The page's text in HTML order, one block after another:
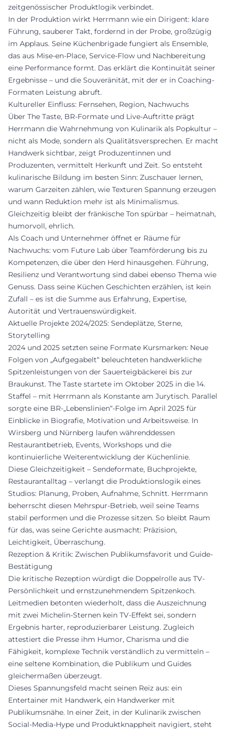
zeitgenössischer Produktlogik verbindet.
In der Produktion wirkt Herrmann wie ein Dirigent: klare
Führung, sauberer Takt, fordernd in der Probe, großzügig
im Applaus. Seine Küchenbrigade fungiert als Ensemble,
das aus Mise-en-Place, Service-Flow und Nachbereitung
eine Performance formt. Das erklärt die Kontinuität seiner
Ergebnisse – und die Souveränität, mit der er in Coaching-
Formaten Leistung abruft.
Kultureller Einfluss: Fernsehen, Region, Nachwuchs
Über The Taste, BR-Formate und Live-Auftritte prägt
Herrmann die Wahrnehmung von Kulinarik als Popkultur –
nicht als Mode, sondern als Qualitätsversprechen. Er macht
Handwerk sichtbar, zeigt Produzentinnen und
Produzenten, vermittelt Herkunft und Zeit. So entsteht
kulinarische Bildung im besten Sinn: Zuschauer lernen,
warum Garzeiten zählen, wie Texturen Spannung erzeugen
und wann Reduktion mehr ist als Minimalismus.
Gleichzeitig bleibt der fränkische Ton spürbar – heimatnah,
humorvoll, ehrlich.
Als Coach und Unternehmer öffnet er Räume für
Nachwuchs: vom Future Lab über Teamförderung bis zu
Kompetenzen, die über den Herd hinausgehen. Führung,
Resilienz und Verantwortung sind dabei ebenso Thema wie
Genuss. Dass seine Küchen Geschichten erzählen, ist kein
Zufall – es ist die Summe aus Erfahrung, Expertise,
Autorität und Vertrauenswürdigkeit.
Aktuelle Projekte 2024/2025: Sendeplätze, Sterne,
Storytelling
2024 und 2025 setzten seine Formate Kursmarken: Neue
Folgen von „Aufgegabelt“ beleuchteten handwerkliche
Spitzenleistungen von der Sauerteigbäckerei bis zur
Braukunst. The Taste startete im Oktober 2025 in die 14.
Staffel – mit Herrmann als Konstante am Jurytisch. Parallel
sorgte eine BR-„Lebenslinien“-Folge im April 2025 für
Einblicke in Biografie, Motivation und Arbeitsweise. In
Wirsberg und Nürnberg laufen währenddessen
Restaurantbetrieb, Events, Workshops und die
kontinuierliche Weiterentwicklung der Küchenlinie.
Diese Gleichzeitigkeit – Sendeformate, Buchprojekte,
Restaurantalltag – verlangt die Produktionslogik eines
Studios: Planung, Proben, Aufnahme, Schnitt. Herrmann
beherrscht diesen Mehrspur-Betrieb, weil seine Teams
stabil performen und die Prozesse sitzen. So bleibt Raum
für das, was seine Gerichte ausmacht: Präzision,
Leichtigkeit, Überraschung.
Rezeption & Kritik: Zwischen Publikumsfavorit und Guide-
Bestätigung
Die kritische Rezeption würdigt die Doppelrolle aus TV-
Persönlichkeit und ernstzunehmendem Spitzenkoch.
Leitmedien betonten wiederholt, dass die Auszeichnung
mit zwei Michelin-Sternen kein TV-Effekt sei, sondern
Ergebnis harter, reproduzierbarer Leistung. Zugleich
attestiert die Presse ihm Humor, Charisma und die
Fähigkeit, komplexe Technik verständlich zu vermitteln –
eine seltene Kombination, die Publikum und Guides
gleichermaßen überzeugt.
Dieses Spannungsfeld macht seinen Reiz aus: ein
Entertainer mit Handwerk, ein Handwerker mit
Publikumsnähe. In einer Zeit, in der Kulinarik zwischen
Social-Media-Hype und Produktknappheit navigiert, steht